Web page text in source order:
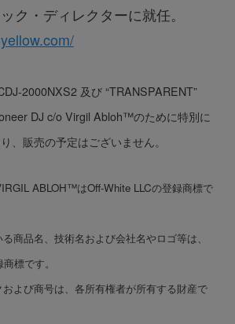
ク・ディレクターに就任。
2000NXS2 及び “TRANSPARENT”
DJ c/o Virgil Abloh™のために特別に
、販売の予定はございません。
ABLOH™はOff-White LLCの登録商標で
商品名、技術名および会社名やロゴ等は、
標です。
よび商号は、各所有権者が所有する財産で